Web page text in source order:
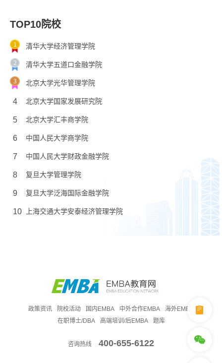
TOP10院校
清华大学经济管理学院
清华大学五道口金融学院
北京大学光华管理学院
4 北京大学国家发展研究院
5 北京大学汇丰商学院
6 中国人民大学商学院
7 中国人民大学财政金融学院
8 复旦大学管理学院
9 复旦大学泛海国际金融学院
10 上海交通大学安泰经济管理学院
政策资讯 院校活动 国内EMBA 中外合作EMBA
海外EMBA
在职博士/DBA
高端培训/后EMBA 题库
咨询热线 400-655-6122